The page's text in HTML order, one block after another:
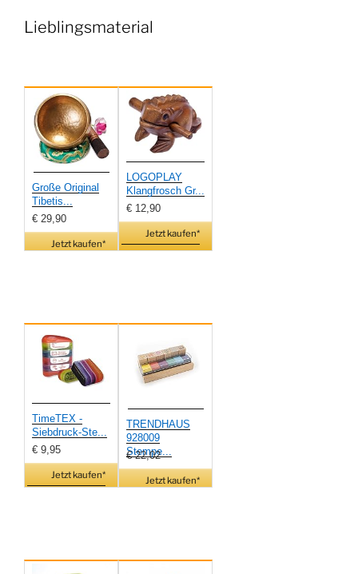
Lieblingsmaterial
Große Original
Tibetis...
€ 29,90
Jetzt kaufen*
LOGOPLAY
Klangfrosch Gr...
€ 12,90
Jetzt kaufen*
TimeTEX -
Siebdruck-Ste...
€ 9,95
Jetzt kaufen*
TRENDHAUS
928009
Stempe...
€ 22,02
Jetzt kaufen*